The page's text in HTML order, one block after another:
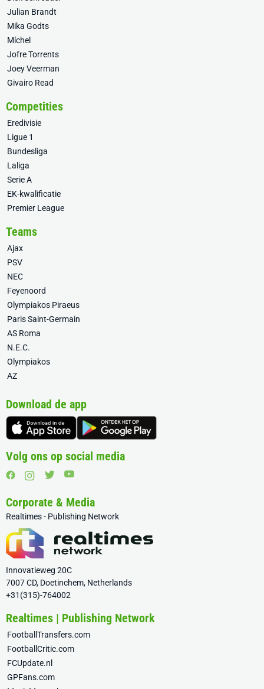
Julian Brandt
Mika Godts
Míchel
Jofre Torrents
Joey Veerman
Givairo Read
Competities
Eredivisie
Ligue 1
Bundesliga
Laliga
Serie A
EK-kwalificatie
Premier League
Teams
Ajax
PSV
NEC
Feyenoord
Olympiakos Piraeus
Paris Saint-Germain
AS Roma
N.E.C.
Olympiakos
AZ
Download de app
Volg ons op social media
Corporate & Media
Realtimes - Publishing Network
Innovatieweg 20C
7007 CD, Doetinchem, Netherlands
+31(315)-764002
Realtimes | Publishing Network
FootballTransfers.com
FootballCritic.com
FCUpdate.nl
GPFans.com